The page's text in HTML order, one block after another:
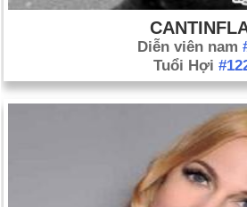
Diễn viên nam
Tuổi Hợi